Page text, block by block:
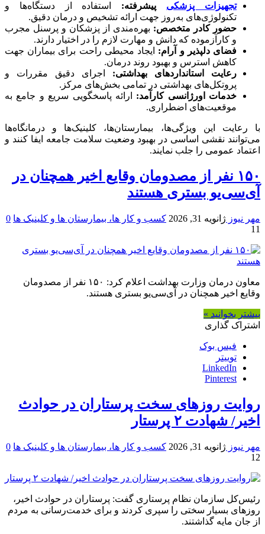
تجهیزات پزشکی پیشرفته: استفاده از دستگاه‌ها و
تکنولوژی‌های به‌روز جهت ارائه تشخیص و درمان دقیق.
حضور کادر متخصص: بهره‌مندی از پزشکان و پرسنل مجرب
و کارآزموده که دانش و مهارت لازم را در اختیار دارند.
فضای دلپذیر و آرام: ایجاد محیطی راحت برای بیماران جهت
کاهش استرس و بهبود روند درمان.
رعایت استانداردهای بهداشتی: اجرای دقیق مقررات و
پروتکل‌های بهداشتی در تمامی بخش‌های مرکز.
خدمات اورژانسی کارآمد: ارائه پاسخگویی سریع و جامع به
موقعیت‌های اضطراری.
با رعایت این ویژگی‌ها، بیمارستان‌ها، کلینیک‌ها و درمانگاه‌ها
می‌توانند نقشی اساسی در بهبود وضعیت سلامت جامعه ایفا کنند و
اعتماد عمومی را جلب نمایند.
۱۵۰ نفر از مصدومان وقایع اخیر همچنان در
آی‌سی‌یو بستری هستند
مهر نیوز ژانویه 31, 2026 کسب و کار ها، بیمارستان ها و کلینیک ها 0
11
معاون درمان وزارت بهداشت اعلام کرد: ۱۵۰ نفر از مصدومان
وقایع اخیر همچنان در آی‌سی‌یو بستری هستند.
بیشتر بخوانید »
اشتراک گذاری
فیس بوک
توییتر
LinkedIn
Pinterest
روایت روزهای سخت پرستاران در حوادث
اخیر/ شهادت ۲ پرستار
مهر نیوز ژانویه 31, 2026 کسب و کار ها، بیمارستان ها و کلینیک ها 0
12
رئیس‌کل سازمان نظام پرستاری گفت: پرستاران در حوادث اخیر،
روزهای بسیار سختی را سپری کردند و برای خدمت‌رسانی به مردم
از جان مایه گذاشتند.